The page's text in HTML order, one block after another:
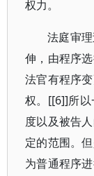
权力。
法庭审
伸，由程序
法官有程序
权。[[6]]所以
度以及被告
定的范围。
为普通程序